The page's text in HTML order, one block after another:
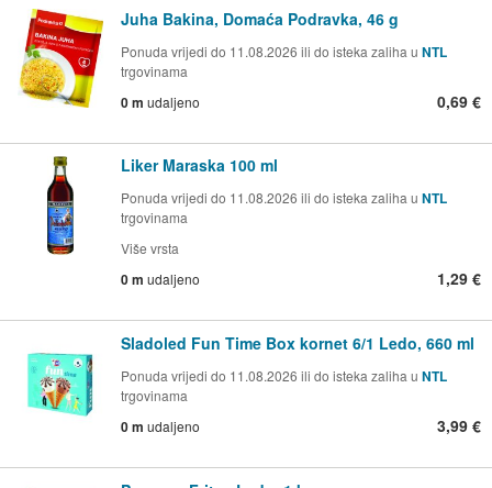
Juha Bakina, Domaća Podravka, 46 g
Ponuda vrijedi do 11.08.2026 ili do isteka zaliha u NTL
trgovinama
0 m udaljeno 0,69 €
Liker Maraska 100 ml
Ponuda vrijedi do 11.08.2026 ili do isteka zaliha u NTL
trgovinama
Više vrsta
0 m udaljeno 1,29 €
Sladoled Fun Time Box kornet 6/1 Ledo, 660 ml
Ponuda vrijedi do 11.08.2026 ili do isteka zaliha u NTL
trgovinama
0 m udaljeno 3,99 €